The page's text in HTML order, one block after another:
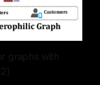
graphs with